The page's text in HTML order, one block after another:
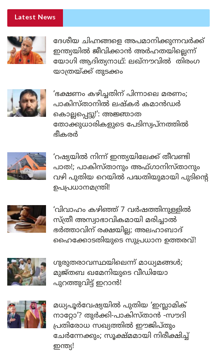
Latest News
ദേശീയ ചിഹ്നങ്ങളെ അപമാനിക്കുന്നവർക്ക്
ഇന്ത്യയിൽ ജീവിക്കാൻ അർഹതയില്ലെന്ന്
യോഗി ആദിത്യനാഥ്: ലഖ്‌നൗവിൽ തിരംഗ
യാത്രയ്ക്ക് തുടക്കം
‘ഭക്ഷണം കഴിച്ചതിന് പിന്നാലെ മരണം;
പാകിസ്താനിൽ ലഷ്കർ കമാൻഡർ
കൊല്ലപ്പെട്ടു!’: അജ്ഞാത
തോക്കുധാരികളുടെ പേടിസ്വപ്നത്തിൽ
ഭീകരർ
‘റഷ്യയിൽ നിന്ന് ഇന്ത്യയിലേക്ക് തീവണ്ടി
പാത!; പാകിസ്താനും അഫ്ഗാനിസ്താനും
വഴി പുതിയ റെയിൽ പദ്ധതിയുമായി പുടിന്റെ
ഉപപ്രധാനമന്ത്രി!
‘വിവാഹം കഴിഞ്ഞ് 7 വർഷത്തിനുള്ളിൽ
സ്ത്രീ അസ്വാഭാവികമായി മരിച്ചാൽ
ഭർത്താവിന് രക്ഷയില്ല; അലഹാബാദ്
ഹൈക്കോടതിയുടെ സുപ്രധാന ഉത്തരവ്!
ഗുരുതരാവസ്ഥയിലെന്ന് മാധ്യമങ്ങൾ;
മുജ്തബ ഖമേനിയുടെ വീഡിയോ
പുറത്തുവിട്ട് ഇറാൻ!
മധ്യപൂർവേഷ്യയിൽ പുതിയ ‘ഇസ്ലാമിക്
നാറ്റോ’? തുർക്കി-പാകിസ്താൻ -സൗദി
പ്രതിരോധ സഖ്യത്തിൽ ഈജിപ്തും
ചേർന്നേക്കും; സൂക്ഷ്മമായി നിരീക്ഷിച്ച്
ഇന്ത്യ!